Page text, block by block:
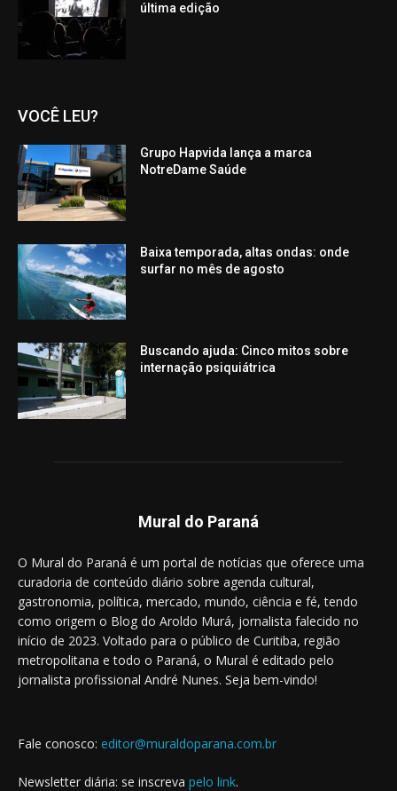
última edição
VOCÊ LEU?
Grupo Hapvida lança a marca
NotreDame Saúde
Baixa temporada, altas ondas: onde
surfar no mês de agosto
Buscando ajuda: Cinco mitos sobre
internação psiquiátrica
Mural do Paraná
O Mural do Paraná é um portal de notícias que oferece uma
curadoria de conteúdo diário sobre agenda cultural,
gastronomia, política, mercado, mundo, ciência e fé, tendo
como origem o Blog do Aroldo Murá, jornalista falecido no
início de 2023. Voltado para o público de Curitiba, região
metropolitana e todo o Paraná, o Mural é editado pelo
jornalista profissional André Nunes. Seja bem-vindo!
Fale conosco: editor@muraldoparana.com.br
Newsletter diária: se inscreva pelo link.